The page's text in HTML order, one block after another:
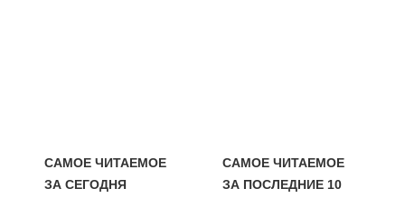
САМОЕ ЧИТАЕМОЕ
ЗА СЕГОДНЯ
САМОЕ ЧИТАЕМОЕ
ЗА ПОСЛЕДНИЕ 10